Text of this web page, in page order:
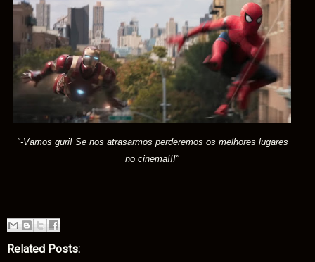
"-Vamos guri! Se nos atrasarmos perderemos os melhores lugares
no cinema!!!"
Related Posts: